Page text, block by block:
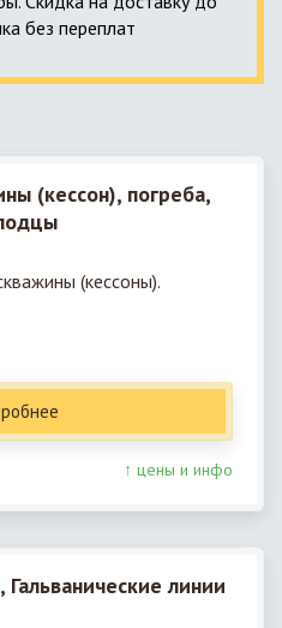
без переплат
(кессон), погреба,
(кессоны).
↑ цены и инфо
линии